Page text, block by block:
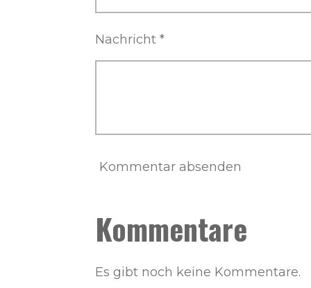
Nachricht *
Kommentar absenden
Kommentare
Es gibt noch keine Kommentare.